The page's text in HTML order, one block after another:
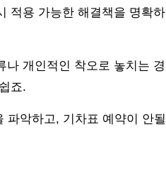
적용 가능한 해결책을 명확하
나 개인적인 착오로 놓치는 경
죠.
파악하고, 기차표 예약이 안될